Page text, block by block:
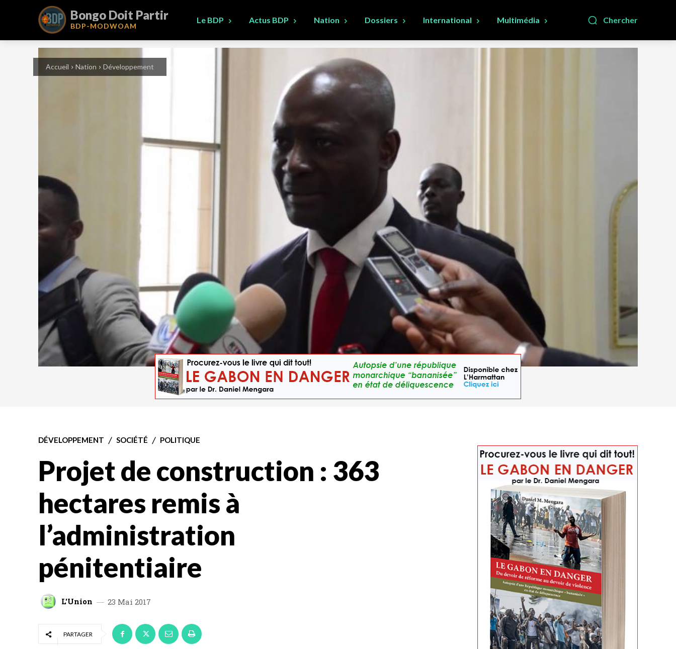
Bongo Doit Partir
BDP-MODWOAM
Chercher
Le BDP Actus BDP Nation Dossiers International Multimédia
Accueil Nation Développement
DÉVELOPPEMENT SOCIÉTÉ POLITIQUE
Projet de construction : 363
hectares remis à
l’administration
pénitentiaire
L'Union 23 Mai 2017
PARTAGER